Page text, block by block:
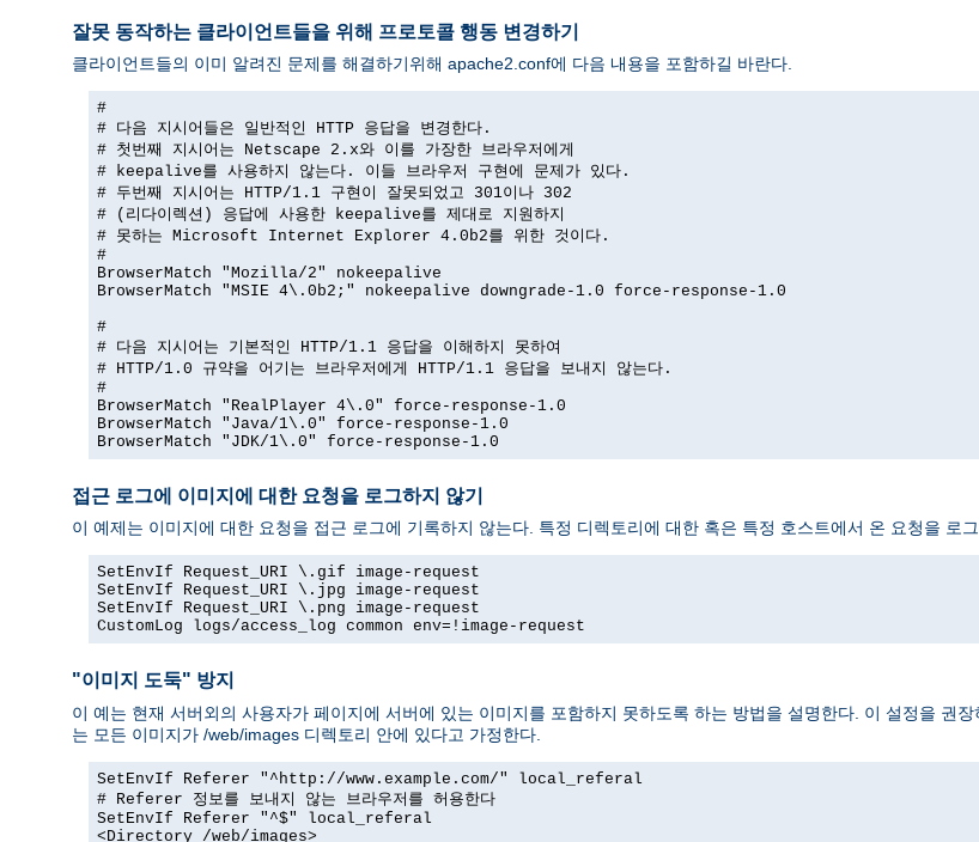
잘못 동작하는 클라이언트들을 위해 프로토콜 행동 변경하기
클라이언트들의 이미 알려진 문제를 해결하기위해 apache2.conf에 다음 내용을 포함하길 바란다.
#
# 다음 지시어들은 일반적인 HTTP 응답을 변경한다.
# 첫번째 지시어는 Netscape 2.x와 이를 가장한 브라우저에게
# keepalive를 사용하지 않는다. 이들 브라우저 구현에 문제가 있다.
# 두번째 지시어는 HTTP/1.1 구현이 잘못되었고 301이나 302
# (리다이렉션) 응답에 사용한 keepalive를 제대로 지원하지
# 못하는 Microsoft Internet Explorer 4.0b2를 위한 것이다.
#
BrowserMatch "Mozilla/2" nokeepalive
BrowserMatch "MSIE 4\.0b2;" nokeepalive downgrade-1.0 force-response-1.0
#
# 다음 지시어는 기본적인 HTTP/1.1 응답을 이해하지 못하여
# HTTP/1.0 규약을 어기는 브라우저에게 HTTP/1.1 응답을 보내지 않는다.
#
BrowserMatch "RealPlayer 4\.0" force-response-1.0
BrowserMatch "Java/1\.0" force-response-1.0
BrowserMatch "JDK/1\.0" force-response-1.0
접근 로그에 이미지에 대한 요청을 로그하지 않기
이 예제는 이미지에 대한 요청을 접근 로그에 기록하지 않는다. 특정 디렉토리에 대한 혹은 특정 호스트에서 온 요청을 로
SetEnvIf Request_URI \.gif image-request
SetEnvIf Request_URI \.jpg image-request
SetEnvIf Request_URI \.png image-request
CustomLog logs/access_log common env=!image-request
"이미지 도둑" 방지
이 예는 현재 서버외의 사용자가 페이지에 서버에 있는 이미지를 포함하지 못하도록 하는 방법을 설명한다. 이 설정을 권
는 모든 이미지가 /web/images 디렉토리 안에 있다고 가정한다.
SetEnvIf Referer "^http://www.example.com/" local_referal
# Referer 정보를 보내지 않는 브라우저를 허용한다
SetEnvIf Referer "^$" local_referal
<Directory /web/images>